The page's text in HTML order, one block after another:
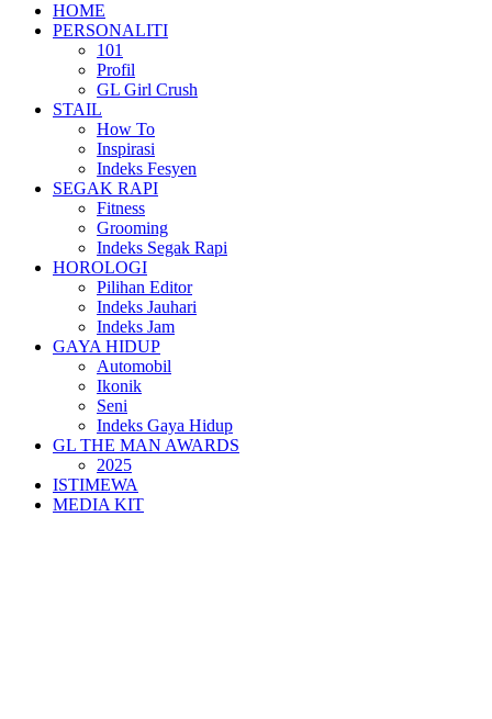
HOME
PERSONALITI
101
Profil
GL Girl Crush
STAIL
How To
Inspirasi
Indeks Fesyen
SEGAK RAPI
Fitness
Grooming
Indeks Segak Rapi
HOROLOGI
Pilihan Editor
Indeks Jauhari
Indeks Jam
GAYA HIDUP
Automobil
Ikonik
Seni
Indeks Gaya Hidup
GL THE MAN AWARDS
2025
ISTIMEWA
MEDIA KIT